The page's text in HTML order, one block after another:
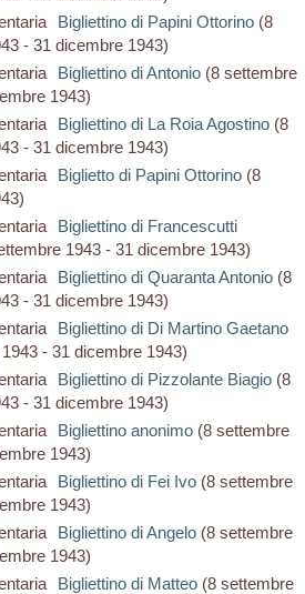
Bigliettino di Papini Ottorino(8
- 31 dicembre 1943)
Bigliettino di Antonio(8 settembre
1943)
Bigliettino di La Roia Agostino(8
- 31 dicembre 1943)
Biglietto di Papini Ottorino(8
Bigliettino di Francescutti
1943 - 31 dicembre 1943)
Bigliettino di Quaranta Antonio(8
- 31 dicembre 1943)
Bigliettino di Di Martino Gaetano
- 31 dicembre 1943)
Bigliettino di Pizzolante Biagio(8
- 31 dicembre 1943)
Bigliettino anonimo(8 settembre
1943)
Bigliettino di Fei Ivo(8 settembre
1943)
Bigliettino di Angelo(8 settembre
1943)
Bigliettino di Matteo(8 settembre